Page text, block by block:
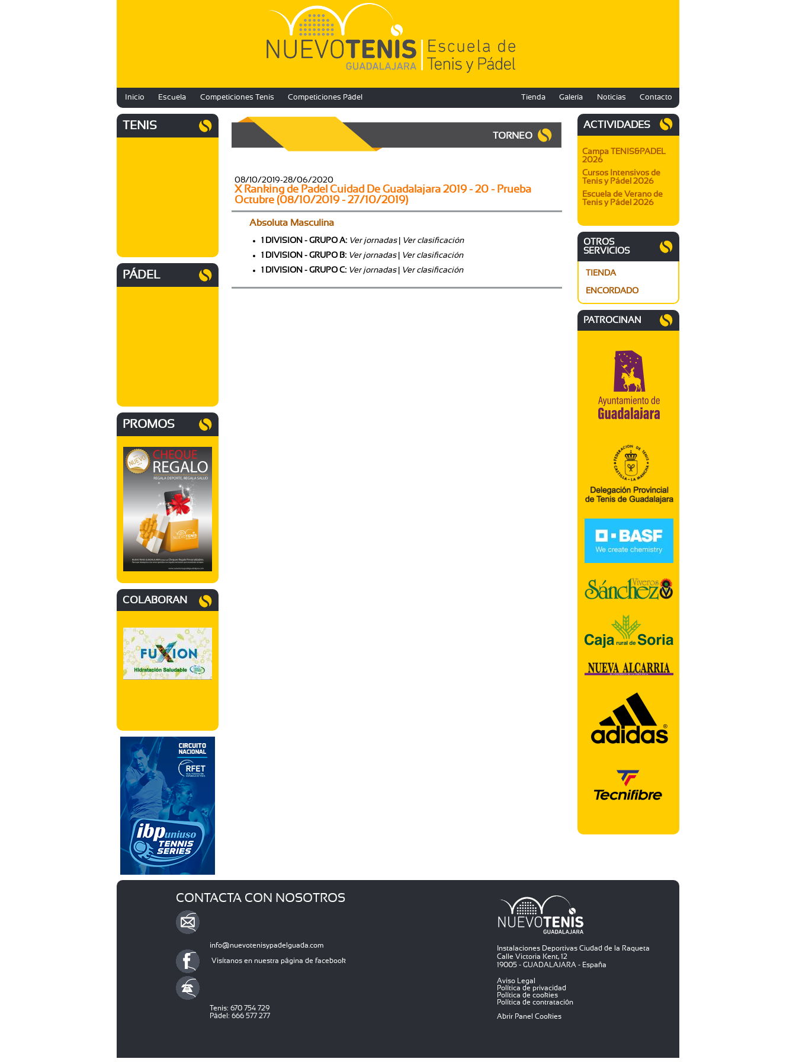
Inicio Escuela Competiciones Tenis Competiciones Pádel Tienda Galería Noticias Contacto
TENIS
PÁDEL
PROMOS
COLABORAN
TORNEO
08/10/2019-28/06/2020
X Ranking de Padel Cuidad De Guadalajara 2019 - 20 - Prueba
Octubre (08/10/2019 - 27/10/2019)
Absoluta Masculina
1 DIVISION - GRUPO A: Ver jornadas|
Ver clasificación
1 DIVISION - GRUPO B: Ver jornadas|
Ver clasificación
1 DIVISION - GRUPO C: Ver jornadas| Ver clasificación
ACTIVIDADES
Campa TENIS&PADEL
2026
Cursos Intensivos de
Tenis y Pádel 2026
Escuela de Verano de
Tenis y Pádel 2026
OTROS
SERVICIOS
TIENDA
ENCORDADO
PATROCINAN
CONTACTA CON NOSOTROS
Instalaciones Deportivas Ciudad de la Raqueta
Calle Victoria Kent, 12
19005 - GUADALAJARA - España
Aviso Legal
Política de privacidad
Política de cookies
Política de contratación
Abrir Panel Cookies
info@nuevotenisypadelguada.com
Visítanos en nuestra página de facebook
Tenis: 670 754 729
Pádel: 666 577 277